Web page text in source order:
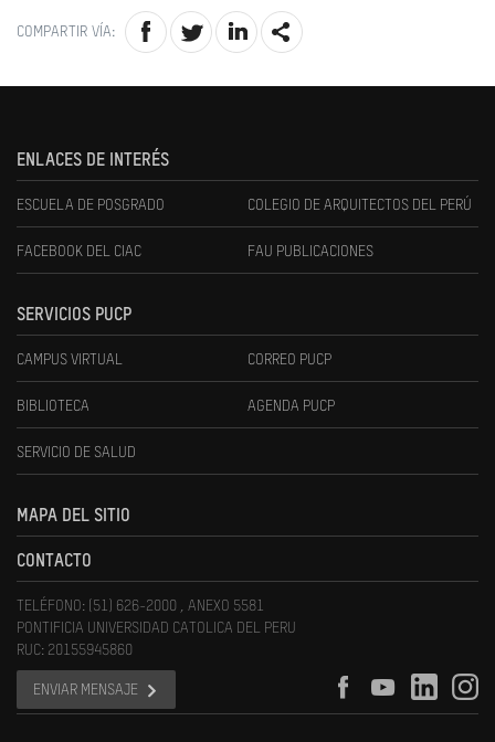
COMPARTIR VÍA:
ENLACES DE INTERÉS
ESCUELA DE POSGRADO COLEGIO DE ARQUITECTOS DEL PERÚ
FACEBOOK DEL CIAC FAU PUBLICACIONES
SERVICIOS PUCP
CAMPUS VIRTUAL CORREO PUCP
BIBLIOTECA AGENDA PUCP
SERVICIO DE SALUD
MAPA DEL SITIO
CONTACTO
TELÉFONO: (51) 626-2000 , ANEXO 5581
PONTIFICIA UNIVERSIDAD CATOLICA DEL PERU
RUC: 20155945860
ENVIAR MENSAJE